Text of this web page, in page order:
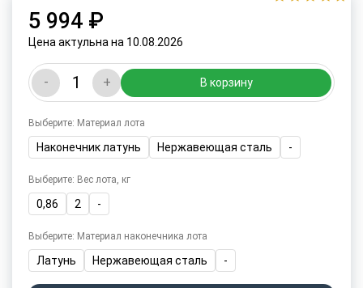
5 994 ₽
Цена актульна на 10.08.2026
- + В корзину
Выберите: Материал лота
Наконечник латунь Нержавеющая сталь -
Выберите: Вес лота, кг
0,86 2 -
Выберите: Материал наконечника лота
Латунь Нержавеющая сталь -